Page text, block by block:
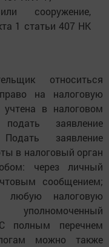
сооружение,
1 статьи 407 НК
относиться
на налоговую
учтена в налоговом
подать заявление
заявление
в налоговый орган
через личный
сообщением;
любую налоговую
полным перечнем
можно также